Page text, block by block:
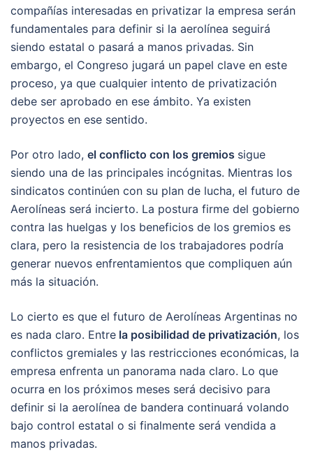
compañías interesadas en privatizar la empresa serán
fundamentales para definir si la aerolínea seguirá
siendo estatal o pasará a manos privadas. Sin
embargo, el Congreso jugará un papel clave en este
proceso, ya que cualquier intento de privatización
debe ser aprobado en ese ámbito. Ya existen
proyectos en ese sentido.
Por otro lado, el conflicto con los gremios sigue
siendo una de las principales incógnitas. Mientras los
sindicatos continúen con su plan de lucha, el futuro de
Aerolíneas será incierto. La postura firme del gobierno
contra las huelgas y los beneficios de los gremios es
clara, pero la resistencia de los trabajadores podría
generar nuevos enfrentamientos que compliquen aún
más la situación.
Lo cierto es que el futuro de Aerolíneas Argentinas no
es nada claro. Entre la posibilidad de privatización, los
conflictos gremiales y las restricciones económicas, la
empresa enfrenta un panorama nada claro. Lo que
ocurra en los próximos meses será decisivo para
definir si la aerolínea de bandera continuará volando
bajo control estatal o si finalmente será vendida a
manos privadas.